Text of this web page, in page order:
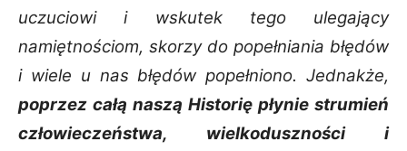
uczuciowi i wskutek tego ulegający
namiętnościom, skorzy do popełniania błędów
i wiele u nas błędów popełniono. Jednakże,
poprzez całą naszą Historię płynie strumień
człowieczeństwa, wielkoduszności i